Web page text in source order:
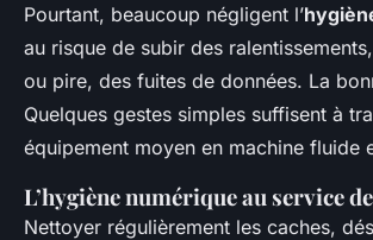
Pourtant, beaucoup négligent l’
au risque de subir des
ou pire, des fuites de données. La
Quelques gestes simples suffisent à
équipement moyen en machine fluide
L’hygiène numérique au service
Nettoyer régulièrement les caches,